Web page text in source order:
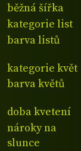
běžná šířka
kategorie list
barva listů
kategorie květ
barva květů
doba kvetení
nároky na
slunce